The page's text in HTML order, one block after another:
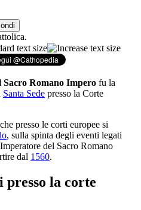
Romano Impero fu la
Santa Sede presso la Corte
presso le corti europee si
, sulla spinta degli eventi legati
del Sacro Romano
dal 1560.
presso la corte